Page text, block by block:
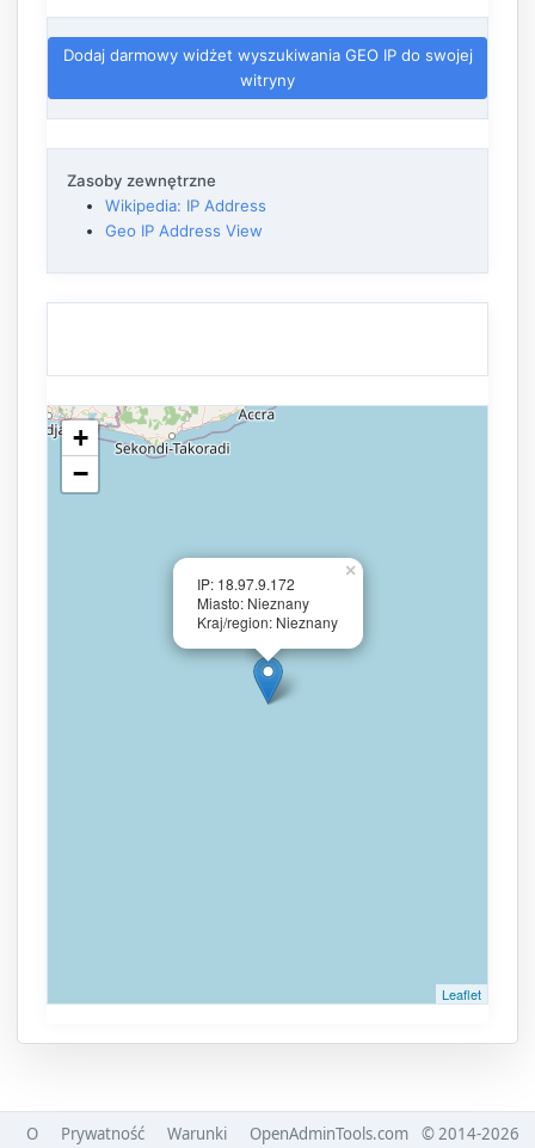
Dodaj darmowy widżet wyszukiwania GEO IP do swojej
witryny
Zasoby zewnętrzne
Wikipedia: IP Address
Geo IP Address View
IP: 18.97.9.172
Miasto: Nieznany
Kraj/region: Nieznany
×
+
−
Leaflet
O Prywatność Warunki OpenAdminTools.com © 2014-2026